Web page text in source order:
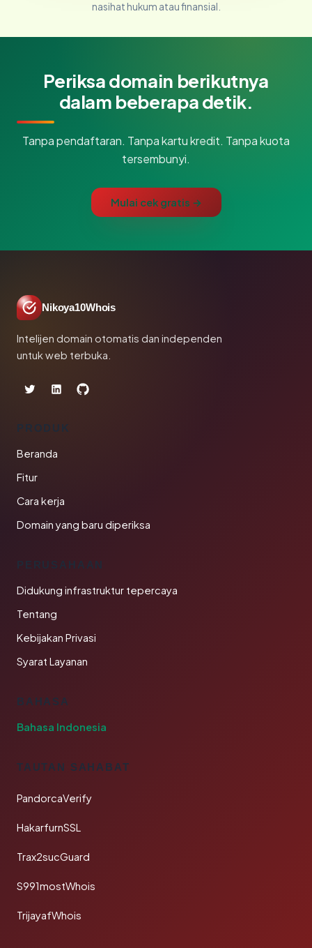
nasihat hukum atau finansial.
Periksa domain berikutnya
dalam beberapa detik.
Tanpa pendaftaran. Tanpa kartu kredit. Tanpa kuota
tersembunyi.
Mulai cek gratis →
Nikoya10Whois
Intelijen domain otomatis dan independen
untuk web terbuka.
PRODUK
Beranda
Fitur
Cara kerja
Domain yang baru diperiksa
PERUSAHAAN
Didukung infrastruktur tepercaya
Tentang
Kebijakan Privasi
Syarat Layanan
BAHASA
Bahasa Indonesia
TAUTAN SAHABAT
PandorcaVerify
HakarfurnSSL
Trax2sucGuard
S991mostWhois
TrijayafWhois